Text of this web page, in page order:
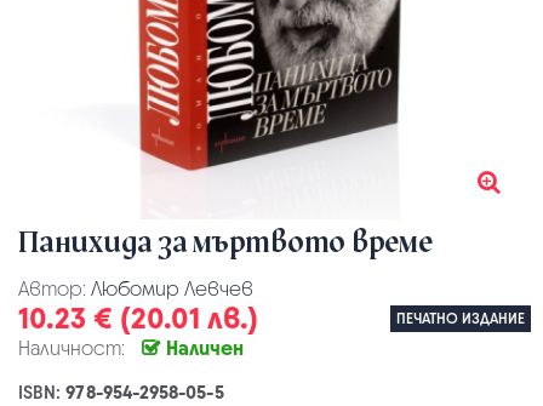
Панихида за мъртвото време
Автор: Любомир Левчев
10.23 € (20.01 лв.) ПЕЧАТНО ИЗДАНИЕ
Наличност: Наличен
ISBN:978-954-2958-05-5